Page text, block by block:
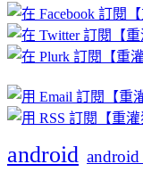
章
分
類
android